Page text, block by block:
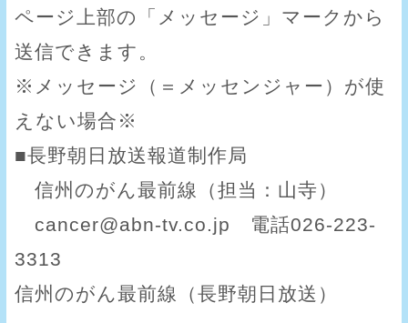
ページ上部の「メッセージ」マークから
送信できます。
※メッセージ（＝メッセンジャー）が使
えない場合※
■長野朝日放送報道制作局
信州のがん最前線（担当：山寺）
cancer@abn-tv.co.jp 電話026-223-
3313
信州のがん最前線（長野朝日放送）